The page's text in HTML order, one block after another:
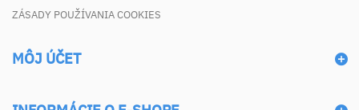
ZÁSADY POUŽÍVANIA COOKIES
MÔJ ÚČET